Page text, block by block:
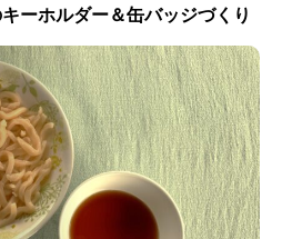
ーホルダー＆缶バッジづくり